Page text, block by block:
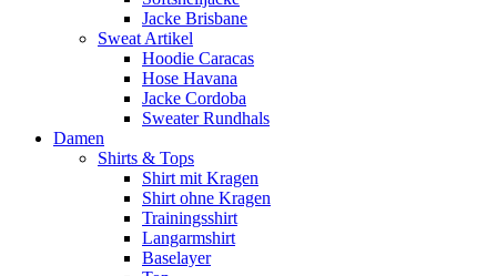
Jacke Brisbane
Sweat Artikel
Hoodie Caracas
Hose Havana
Jacke Cordoba
Sweater Rundhals
Damen
Shirts & Tops
Shirt mit Kragen
Shirt ohne Kragen
Trainingsshirt
Langarmshirt
Baselayer